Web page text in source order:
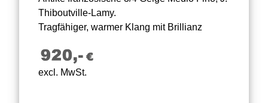
Thiboutville-Lamy.
Tragfähiger, warmer Klang mit Brillianz
excl. MwSt.